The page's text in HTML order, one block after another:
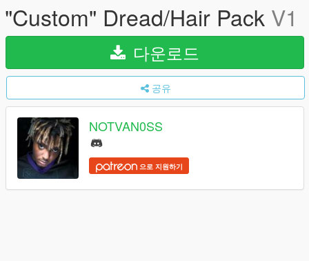
"Custom" Dread/Hair Pack V1
다운로드
공유
NOTVAN0SS
으로 지원하기